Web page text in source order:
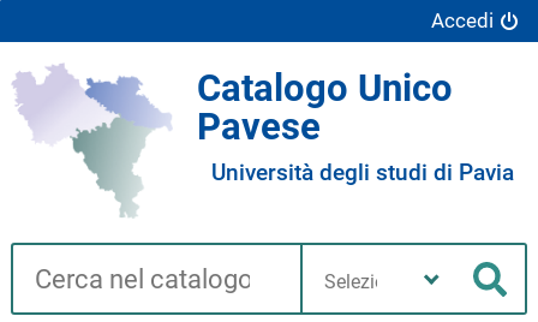
Accedi
Catalogo Unico
Pavese
Università degli studi di Pavia
Cerca su "Catalogo"